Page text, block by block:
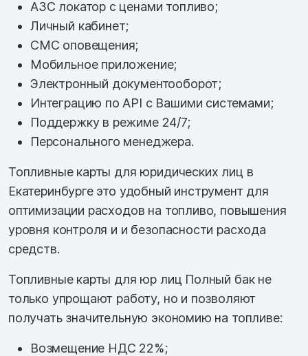
АЗС локатор с ценами топливо;
Личный кабинет;
СМС оповещения;
Мобильное приложение;
Электронный документооборот;
Интеграцию по API с Вашими системами;
Поддержку в режиме 24/7;
Персонального менеджера.
Топливные карты для юридических лиц в
Екатеринбурге это удобный инструмент для
оптимизации расходов на топливо, повышения
уровня контроля и и безопасности расхода
средств.
Топливные карты для юр лиц Полный бак не
только упрощают работу, но и позволяют
получать значительную экономию на топливе:
Возмещение НДС 22%;